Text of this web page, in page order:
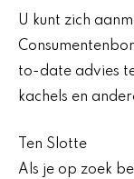
U kunt zich
to-date advies
kachels en
Ten Slotte
Als je op zoek